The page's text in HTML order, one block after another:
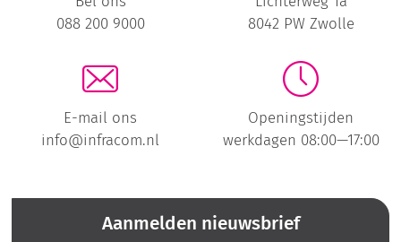
088 200 9000
8042 PW Zwolle
E-mail ons
info@infracom.nl
Openingstijden
werkdagen 08:00—17:00
Aanmelden nieuwsbrief